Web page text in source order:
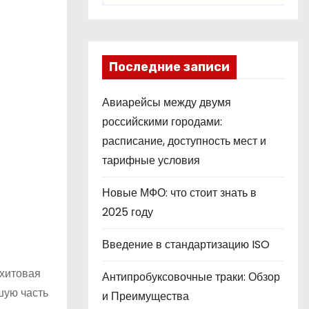
часть
Последние записи
Авиарейсы между двумя
российскими городами:
расписание, доступность мест и
тарифные условия
Новые МФО: что стоит знать в
2025 году
Введение в стандартизацию ISO
Антипробуксовочные траки: Обзор
и Преимущества